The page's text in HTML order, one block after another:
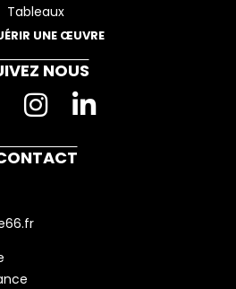
Tableaux
UNE ŒUVRE
NOUS
I
s
L